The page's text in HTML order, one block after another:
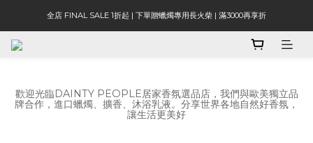
全店 FINAL SALE 1折起 | 下單贈蠟燭專用長火柴 | 滿3000再享折
歡迎光臨DAINTY PEOPLE居家香氛選品店，我們與歐美獨立品
牌合作，進口蠟燭、擴香、沐浴乳液。分享世界各地自然好香氛，
讓生活更美好